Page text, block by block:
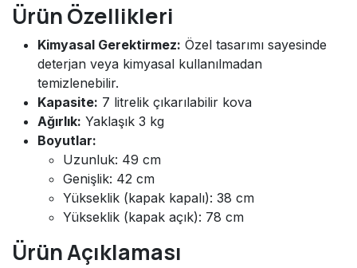
Ürün Özellikleri
Kimyasal Gerektirmez: Özel tasarımı sayesinde
deterjan veya kimyasal kullanılmadan
temizlenebilir.
Kapasite: 7 litrelik çıkarılabilir kova
Ağırlık: Yaklaşık 3 kg
Boyutlar:
Uzunluk: 49 cm
Genişlik: 42 cm
Yükseklik (kapak kapalı): 38 cm
Yükseklik (kapak açık): 78 cm
Ürün Açıklaması